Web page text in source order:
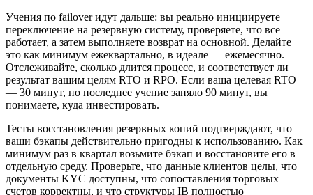
Учения по failover идут дальше: вы реально инициируете
переключение на резервную систему, проверяете, что все
работает, а затем выполняете возврат на основной. Делайте
это как минимум ежеквартально, в идеале — ежемесячно.
Отслеживайте, сколько длится процесс, и соответствует ли
результат вашим целям RTO и RPO. Если ваша целевая RTO
— 30 минут, но последнее учение заняло 90 минут, вы
понимаете, куда инвестировать.
Тесты восстановления резервных копий подтверждают, что
ваши бэкапы действительно пригодны к использованию. Как
минимум раз в квартал возьмите бэкап и восстановите его в
отдельную среду. Проверьте, что данные клиентов целы, что
документы KYC доступны, что сопоставления торговых
счетов корректны, и что структуры IB полностью